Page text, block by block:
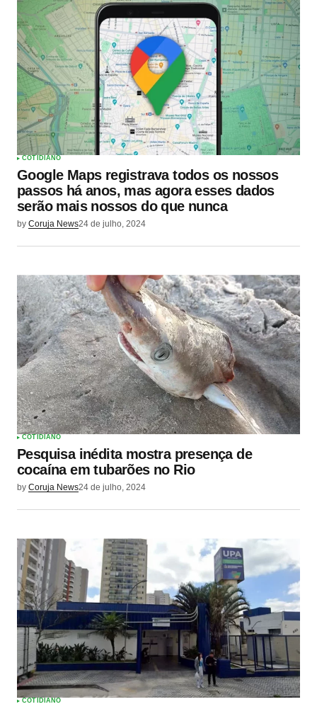
COTIDIANO
Google Maps registrava todos os nossos
passos há anos, mas agora esses dados
serão mais nossos do que nunca
by Coruja News24 de julho, 2024
COTIDIANO
Pesquisa inédita mostra presença de
cocaína em tubarões no Rio
by Coruja News24 de julho, 2024
COTIDIANO